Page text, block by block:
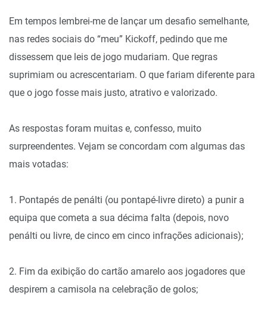
Em tempos lembrei-me de lançar um desafio semelhante,
nas redes sociais do “meu” Kickoff, pedindo que me
dissessem que leis de jogo mudariam. Que regras
suprimiam ou acrescentariam. O que fariam diferente para
que o jogo fosse mais justo, atrativo e valorizado.
As respostas foram muitas e, confesso, muito
surpreendentes. Vejam se concordam com algumas das
mais votadas:
1. Pontapés de penálti (ou pontapé-livre direto) a punir a
equipa que cometa a sua décima falta (depois, novo
penálti ou livre, de cinco em cinco infrações adicionais);
2. Fim da exibição do cartão amarelo aos jogadores que
despirem a camisola na celebração de golos;